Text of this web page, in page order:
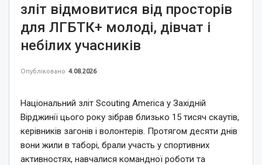
зліт відмовитися від просторів
для ЛГБТК+ молоді, дівчат і
небілих учасників
Опубліковано 4.08.2026
Національний зліт Scouting America у Західній
Вірджинії цього року зібрав близько 15 тисяч скаутів,
керівників загонів і волонтерів. Протягом десяти днів
вони жили в таборі, брали участь у спортивних
активностях, навчалися командної роботи та